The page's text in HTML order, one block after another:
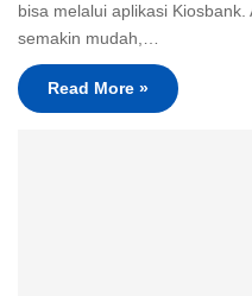
bisa melalui aplikasi
semakin mudah,…
Read More »